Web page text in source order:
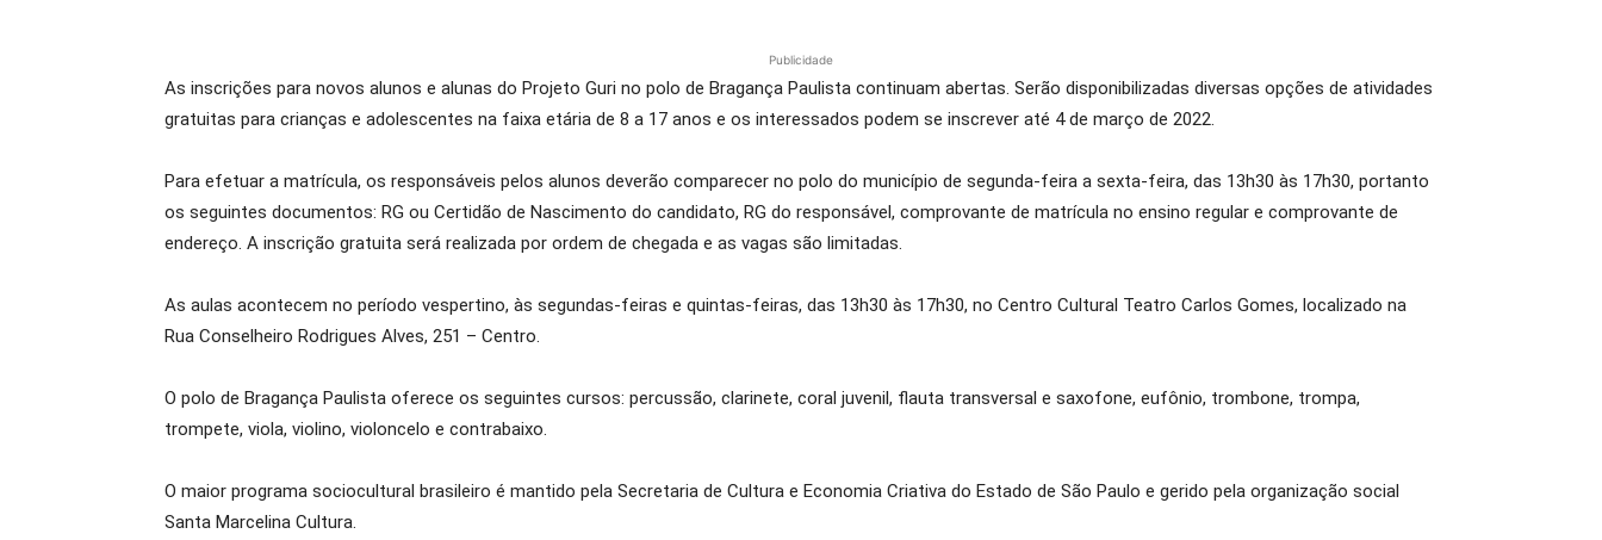
Publicidade
As inscrições para novos alunos e alunas do Projeto Guri no polo de Bragança Paulista continuam abertas. Serão disponibilizadas diversas opções de atividades
gratuitas para crianças e adolescentes na faixa etária de 8 a 17 anos e os interessados podem se inscrever até 4 de março de 2022.
Para efetuar a matrícula, os responsáveis pelos alunos deverão comparecer no polo do município de segunda-feira a sexta-feira, das 13h30 às 17h30, portanto
os seguintes documentos: RG ou Certidão de Nascimento do candidato, RG do responsável, comprovante de matrícula no ensino regular e comprovante de
endereço. A inscrição gratuita será realizada por ordem de chegada e as vagas são limitadas.
As aulas acontecem no período vespertino, às segundas-feiras e quintas-feiras, das 13h30 às 17h30, no Centro Cultural Teatro Carlos Gomes, localizado na
Rua Conselheiro Rodrigues Alves, 251 – Centro.
O polo de Bragança Paulista oferece os seguintes cursos: percussão, clarinete, coral juvenil, flauta transversal e saxofone, eufônio, trombone, trompa,
trompete, viola, violino, violoncelo e contrabaixo.
O maior programa sociocultural brasileiro é mantido pela Secretaria de Cultura e Economia Criativa do Estado de São Paulo e gerido pela organização social
Santa Marcelina Cultura.